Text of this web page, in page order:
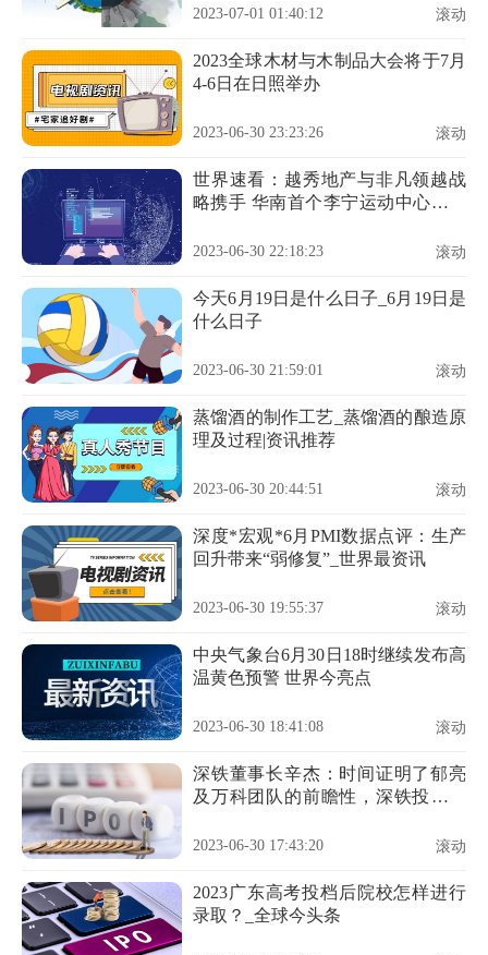
2023-07-01 01:40:12 滚动
2023全球木材与木制品大会将于7月
4-6日在日照举办
2023-06-30 23:23:26 滚动
世界速看：越秀地产与非凡领越战
略携手 华南首个李宁运动中心落子
2023-06-30 22:18:23 滚动
今天6月19日是什么日子_6月19日是
什么日子
2023-06-30 21:59:01 滚动
蒸馏酒的制作工艺_蒸馏酒的酿造原
理及过程|资讯推荐
2023-06-30 20:44:51 滚动
深度*宏观*6月PMI数据点评：生产
回升带来“弱修复”_世界最资讯
2023-06-30 19:55:37 滚动
中央气象台6月30日18时继续发布高
温黄色预警 世界今亮点
2023-06-30 18:41:08 滚动
深铁董事长辛杰：时间证明了郁亮
及万科团队的前瞻性，深铁投资万
2023-06-30 17:43:20 滚动
2023广东高考投档后院校怎样进行
录取？_全球今头条